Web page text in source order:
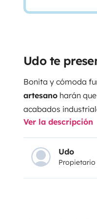
Udo te
Bonita y cómoda
artesano harán
acabados
claustrofóbicas.
que desprende,
detalles.
Lacama fija
desmontándola
mientras el otro
Ver la descripción
Udo